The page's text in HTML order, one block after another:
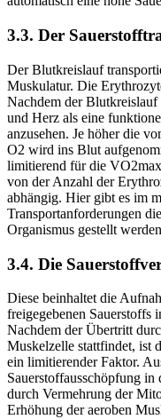
3.3. Der
Der Blutkreislauf
Muskulatur. Die
Nachdem der
und Herz als eine
anzusehen. Je höher die
O2 wird ins Blut
limitierend für die
von der Anzahl der
abhängig. Hier gibt es im
Transportanforderungen
Organismus gestellt
3.4. Die
Diese beinhaltet die
freigegebenen Sauerstoffs
Nachdem der Übertritt
Muskelzelle stattfindet, ist
ein limitierender Faktor.
Sauerstoffausschöpfung
durch Vermehrung der
Erhöhung der aeroben